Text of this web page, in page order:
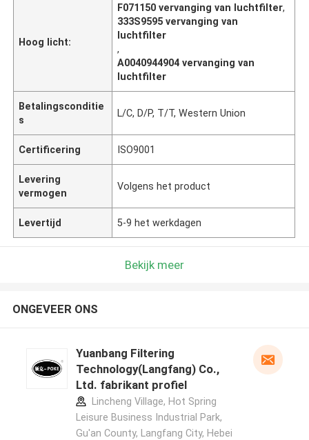
Hoog licht:
F071150 vervanging van luchtfilter,
333S9595 vervanging van
luchtfilter
,
A0040944904 vervanging van
luchtfilter
Betalingsconditie
s
L/C, D/P, T/T, Western Union
Certificering ISO9001
Levering
vermogen
Volgens het product
Levertijd 5-9 het werkdagen
Bekijk meer
ONGEVEER ONS
Yuanbang Filtering
Technology(Langfang) Co.,
Ltd. fabrikant profiel
Lincheng Village, Hot Spring
Leisure Business Industrial Park,
Gu'an County, Langfang City, Hebei